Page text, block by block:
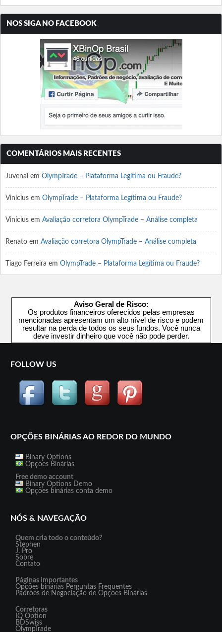
NOS SIGA NO FACEBOOK
COMENTÁRIOS MAIS RECENTES
Juvenal em OlympTrade – Plataforma Legítima ou Fraude?
Vinicius em OlympTrade – Plataforma Legítima ou Fraude?
Vinícius em Avaliação corretora OlympTrade – Análise completa
Renato em Avaliação corretora OlympTrade – Análise completa
Tiago Ferreira em OlympTrade – Plataforma Legítima ou Fraude?
Aviso Geral de Risco:
Os produtos financeiros oferecidos pelas empresas
mencionadas apresentam um alto nível de risco e podem
resultar na perda de todos os seus fundos. Você nunca
deve investir dinheiro que você não pode perder.
FOLLOW US
OPÇÕES BINÁRIAS AO REDOR DO MUNDO
Binary Options
Opções Binárias
Free demo account
Binary Options Demo
Opções binárias conta demo
NÓS & NAVEGAÇÃO
Quem cria todo o conteúdo?
Stephen
J. Pro
Sobre
Contato
Páginas importantes
Opções binárias Perguntas Frequentes
Padrões de Negociação de Opções Binárias
Corretoras
IQ Option
BDSwiss
OlympTrade